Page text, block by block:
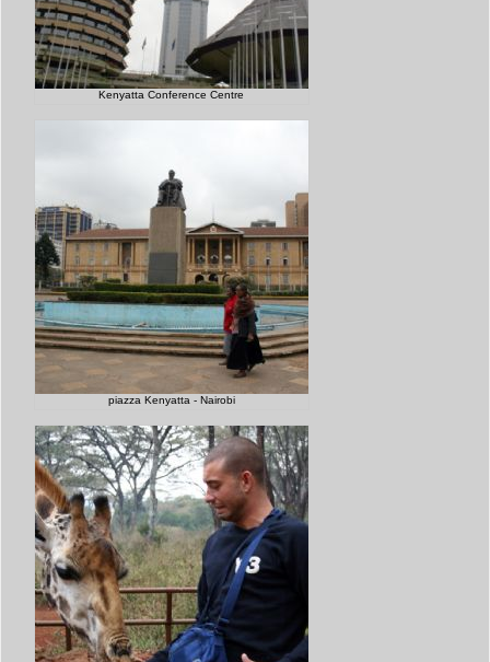
Kenyatta Conference Centre
piazza Kenyatta - Nairobi